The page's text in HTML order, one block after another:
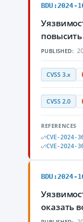
BDU:2024-
PUBLISHED:
CVSS 3.x
CVSS 2.0
REFERENCES
CVE-2024-
CVE-2024-
BDU:2024-
оказать